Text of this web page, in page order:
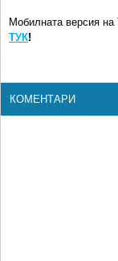
Мобилната версия на
ТУК!
КОМЕНТАРИ